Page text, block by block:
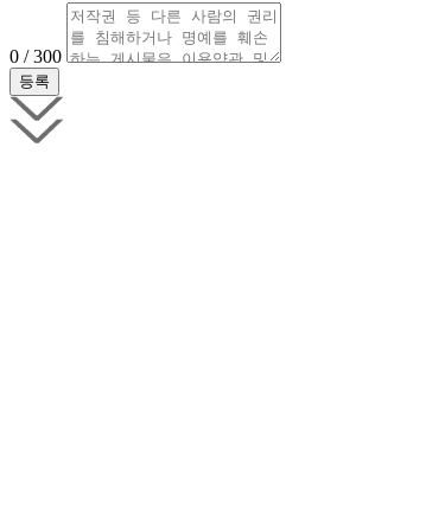
0 / 300